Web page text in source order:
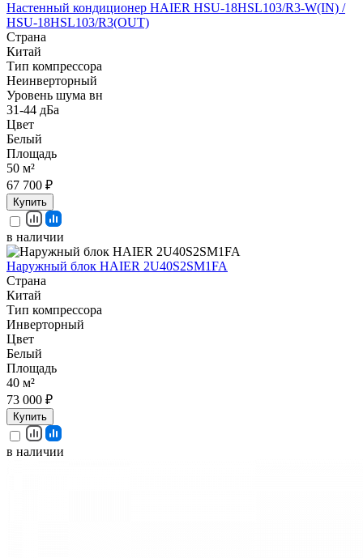
Настенный кондиционер HAIER HSU-18HSL103/R3-W(IN) /
HSU-18HSL103/R3(OUT)
Страна
Китай
Тип компрессора
Неинверторный
Уровень шума вн
31-44 дБа
Цвет
Белый
Площадь
50 м²
67 700 ₽
Купить
в наличии
Наружный блок HAIER 2U40S2SM1FA
Страна
Китай
Тип компрессора
Инверторный
Цвет
Белый
Площадь
40 м²
73 000 ₽
Купить
в наличии